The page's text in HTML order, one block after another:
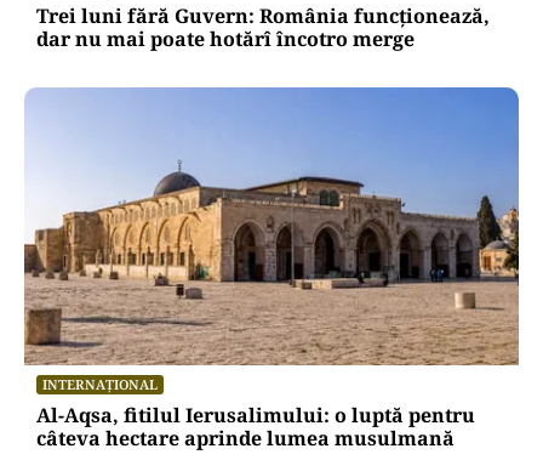
Trei luni fără Guvern: România funcționează,
dar nu mai poate hotărî încotro merge
INTERNAȚIONAL
Al-Aqsa, fitilul Ierusalimului: o luptă pentru
câteva hectare aprinde lumea musulmană